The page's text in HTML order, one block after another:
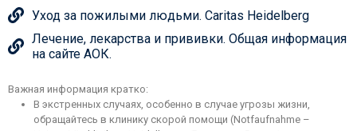
Уход за пожилыми людьми. Caritas Heidelberg
Лечение, лекарства и прививки. Общая информация
на сайте АОК.
Важная информация кратко:
В экстренных случаях, особенно в случае угрозы жизни,
обращайтесь в клинику скорой помощи (Notfaufnahme –